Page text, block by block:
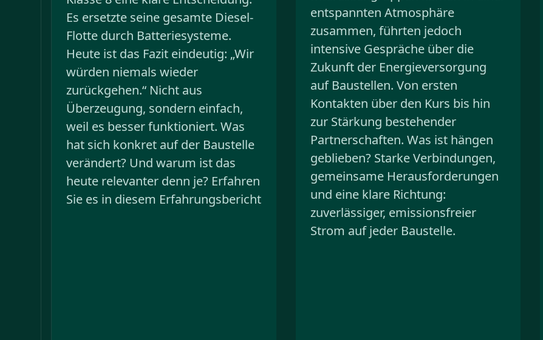
Es ersetzte seine gesamte Diesel-
Flotte durch Batteriesysteme.
Heute ist das Fazit eindeutig: „Wir
würden niemals wieder
zurückgehen.“ Nicht aus
Überzeugung, sondern einfach,
weil es besser funktioniert. Was
hat sich konkret auf der Baustelle
verändert? Und warum ist das
heute relevanter denn je? Erfahren
Sie es in diesem Erfahrungsbericht
entspannten Atmosphäre
zusammen, führten jedoch
intensive Gespräche über die
Zukunft der Energieversorgung
auf Baustellen. Von ersten
Kontakten über den Kurs bis hin
zur Stärkung bestehender
Partnerschaften. Was ist hängen
geblieben? Starke Verbindungen,
gemeinsame Herausforderungen
und eine klare Richtung:
zuverlässiger, emissionsfreier
Strom auf jeder Baustelle.